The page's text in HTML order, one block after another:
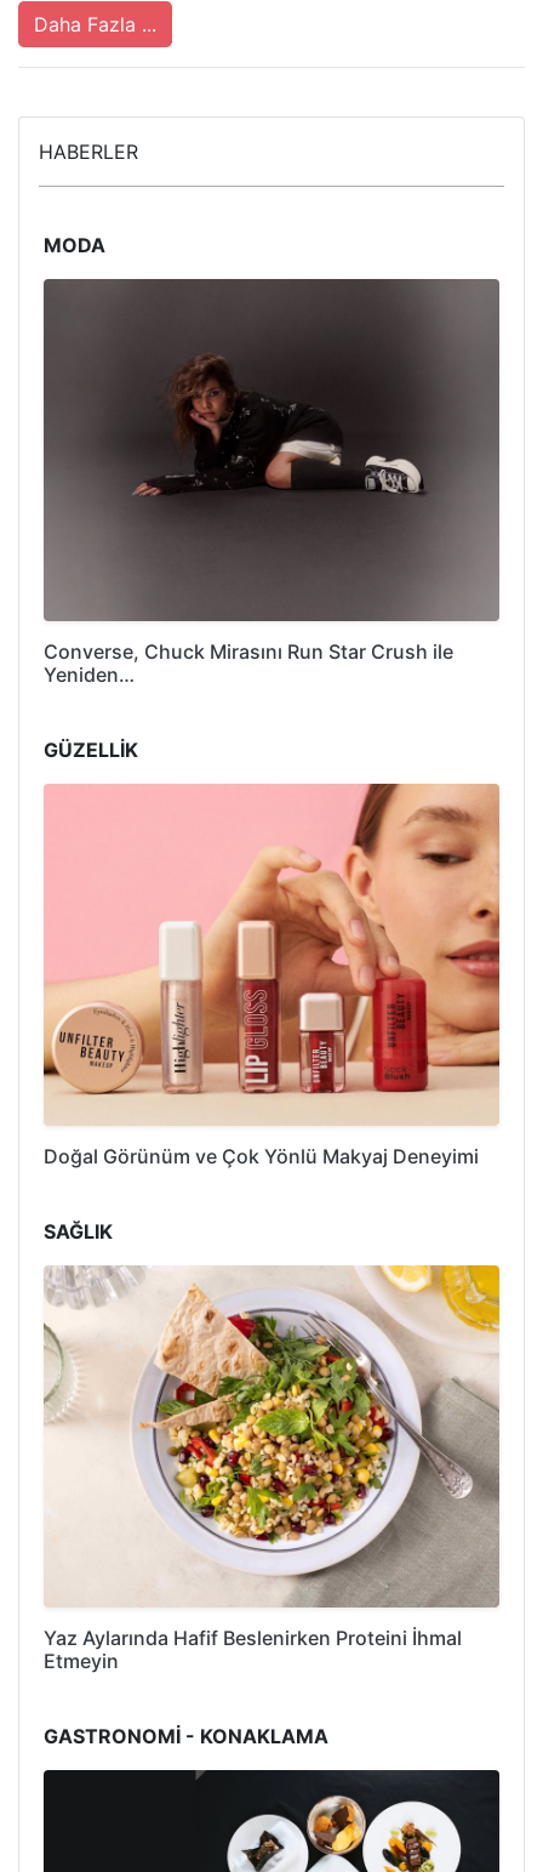
Daha Fazla ...
HABERLER
MODA
Converse, Chuck Mirasını Run Star Crush ile
Yeniden…
GÜZELLİK
Doğal Görünüm ve Çok Yönlü Makyaj Deneyimi
SAĞLIK
Yaz Aylarında Hafif Beslenirken Proteini İhmal
Etmeyin
GASTRONOMİ - KONAKLAMA